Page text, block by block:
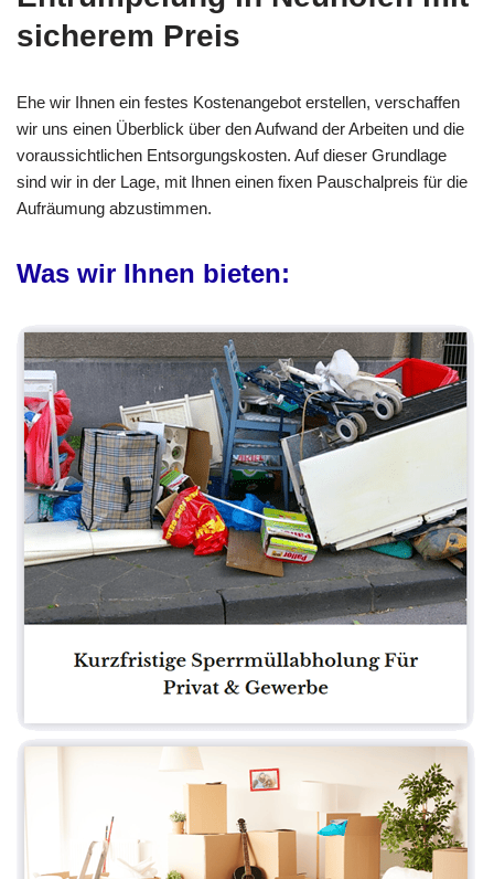
sicherem Preis
Ehe wir Ihnen ein festes Kostenangebot erstellen, verschaffen
wir uns einen Überblick über den Aufwand der Arbeiten und die
voraussichtlichen Entsorgungskosten. Auf dieser Grundlage
sind wir in der Lage, mit Ihnen einen fixen Pauschalpreis für die
Aufräumung abzustimmen.
Was wir Ihnen bieten: